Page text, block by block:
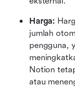
Harga:
jumlah
pengguna,
Notion
atau